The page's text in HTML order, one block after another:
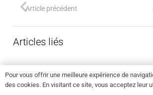
Article précédent
Articles liés
Pour vous offrir une meilleure expérience de
des cookies. En visitant ce site, vous acceptez leur